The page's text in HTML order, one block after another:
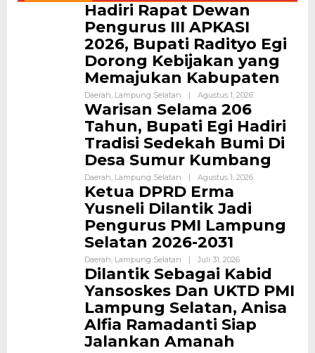
Hadiri Rapat Dewan
Pengurus III APKASI
2026, Bupati Radityo Egi
Dorong Kebijakan yang
Memajukan Kabupaten
Daerah, Lampung Selatan | Agustus 1, 2026
Warisan Selama 206
Tahun, Bupati Egi Hadiri
Tradisi Sedekah Bumi Di
Desa Sumur Kumbang
Daerah, Lampung Selatan | Agustus 1, 2026
Ketua DPRD Erma
Yusneli Dilantik Jadi
Pengurus PMI Lampung
Selatan 2026-2031
Daerah, Lampung Selatan | Juli 31, 2026
Dilantik Sebagai Kabid
Yansoskes Dan UKTD PMI
Lampung Selatan, Anisa
Alfia Ramadanti Siap
Jalankan Amanah